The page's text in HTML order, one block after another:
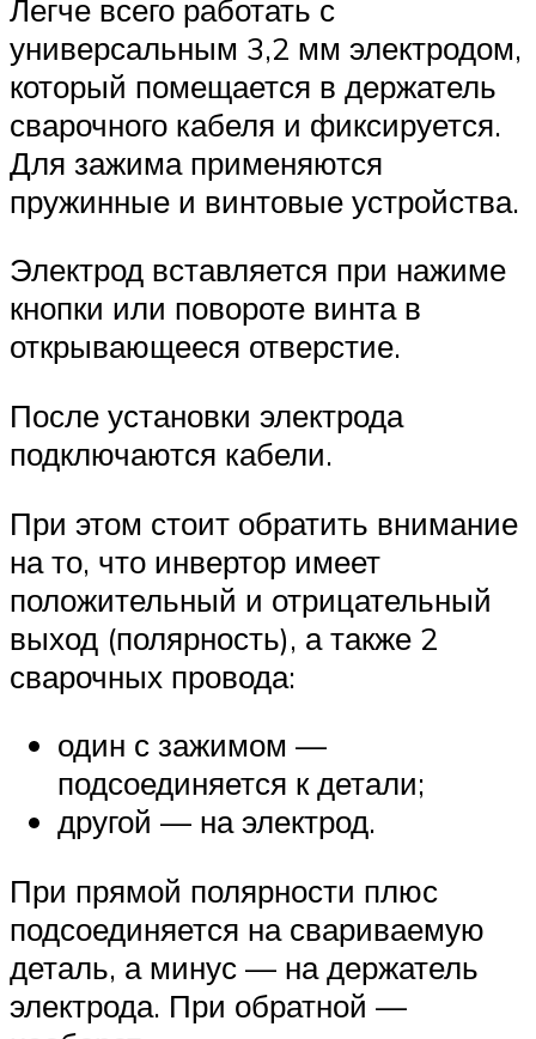
Легче всего работать с
универсальным 3,2 мм электродом,
который помещается в держатель
сварочного кабеля и фиксируется.
Для зажима применяются
пружинные и винтовые устройства.
Электрод вставляется при нажиме
кнопки или повороте винта в
открывающееся отверстие.
После установки электрода
подключаются кабели.
При этом стоит обратить внимание
на то, что инвертор имеет
положительный и отрицательный
выход (полярность), а также 2
сварочных провода:
один с зажимом —
подсоединяется к детали;
другой — на электрод.
При прямой полярности плюс
подсоединяется на свариваемую
деталь, а минус — на держатель
электрода. При обратной —